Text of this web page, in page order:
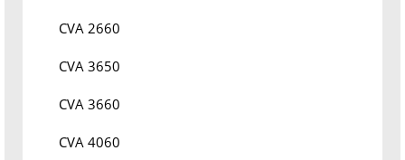
CVA 2660
CVA 3650
CVA 3660
CVA 4060